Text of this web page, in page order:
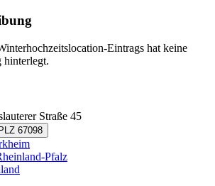
Eintrags hat keine
hinterlegt.
Straße 45
67098
Pfalz